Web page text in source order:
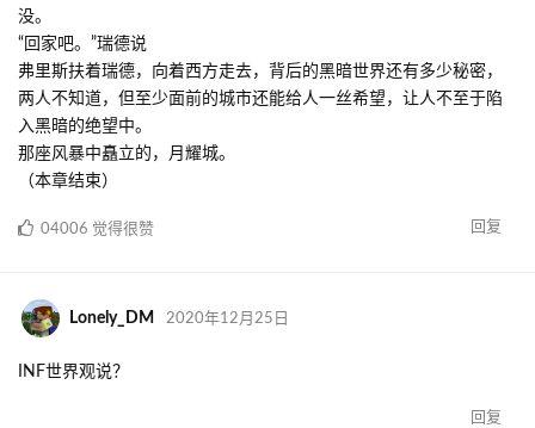
没。
“回家吧。”瑞德说
弗里斯扶着瑞德，向着西方走去，背后的黑暗世界还有多少秘密，
两人不知道，但至少面前的城市还能给人一丝希望，让人不至于陷
入黑暗的绝望中。
那座风暴中矗立的，月耀城。
（本章结束）
回复
04006 觉得很赞
Lonely_DM 2020年12月25日
INF世界观说？
回复